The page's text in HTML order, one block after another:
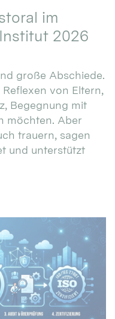
im
2026
große Abschiede.
von Eltern,
Begegnung mit
möchten. Aber
trauern, sagen
und unterstützt